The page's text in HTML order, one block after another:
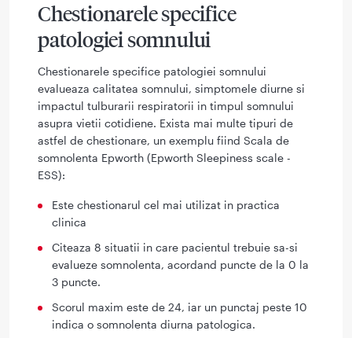
Chestionarele specifice
patologiei somnului
Chestionarele specifice patologiei somnului
evalueaza calitatea somnului, simptomele diurne si
impactul tulburarii respiratorii in timpul somnului
asupra vietii cotidiene. Exista mai multe tipuri de
astfel de chestionare, un exemplu fiind Scala de
somnolenta Epworth (Epworth Sleepiness scale -
ESS):
Este chestionarul cel mai utilizat in practica
clinica
Citeaza 8 situatii in care pacientul trebuie sa-si
evalueze somnolenta, acordand puncte de la 0 la
3 puncte.
Scorul maxim este de 24, iar un punctaj peste 10
indica o somnolenta diurna patologica.